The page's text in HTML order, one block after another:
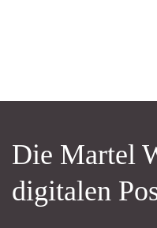
Die Martel
digitalen